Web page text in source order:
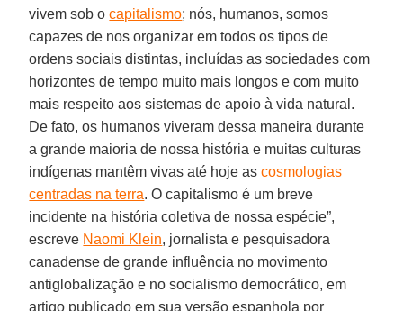
vivem sob ocapitalismo; nós, humanos, somos
capazes de nos organizar em todos os tipos de
ordens sociais distintas, incluídas as sociedades com
horizontes de tempo muito mais longos e com muito
mais respeito aos sistemas de apoio à vida natural.
De fato, os humanos viveram dessa maneira durante
a grande maioria de nossa história e muitas culturas
indígenas mantêm vivas até hoje ascosmologias
centradas na terra. O capitalismo é um breve
incidente na história coletiva de nossa espécie”,
escreve Naomi Klein, jornalista e pesquisadora
canadense de grande influência no movimento
antiglobalização e no socialismo democrático, em
artigo publicado em sua versão espanhola por